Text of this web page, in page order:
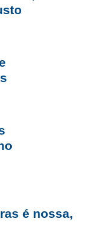
é nossa,